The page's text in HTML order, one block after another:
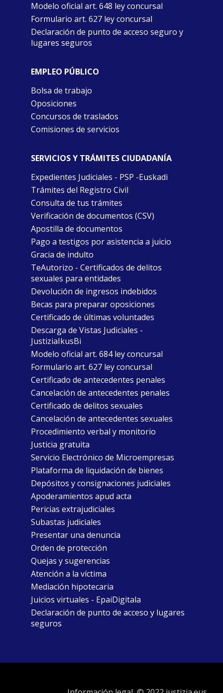
Modelo oficial art. 648 ley concursal
Formulario art. 627 ley concursal
Declaración de punto de acceso seguro y
lugares seguros
EMPLEO PÚBLICO
Bolsa de trabajo
Oposiciones
Concursos de traslados
Comisiones de servicios
SERVICIOS Y TRÁMITES CIUDADANÍA
Expedientes Judiciales - PSP -Euskadi
Trámites del Registro Civil
Consulta de tus trámites
Verificación de documentos (CSV)
Apostilla de documentos
Pago a testigos por asistencia a juicio
Gracia de indulto
TeAutorizo - Certificados de delitos
sexuales para entidades
Devolución de ingresos indebidos
Becas para preparar oposiciones
Certificado de últimas voluntades
Descarga de Vistas Judiciales -
JustiziaIkusBi
Modelo oficial art. 684 ley concursal
Formulario art. 627 ley concursal
Certificado de antecedentes penales
Cancelación de antecedentes penales
Certificado de delitos sexuales
Cancelación de antecedentes sexuales
Procedimiento verbal y monitorio
Justicia gratuita
Servicio Electrónico de Microempresas
Plataforma de liquidación de bienes
Depósitos y consignaciones judiciales
Apoderamientos apud acta
Pericias extrajudiciales
Subastas judiciales
Presentar una denuncia
Orden de protección
Quejas y sugerencias
Atención a la víctima
Mediación hipotecaria
Juicios virtuales - EpaiDigitala
Declaración de punto de acceso y lugares
seguros